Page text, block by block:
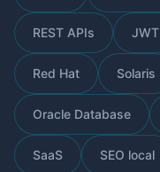
REST APIs JWT
Red Hat Solaris
Oracle Database
SaaS SEO local